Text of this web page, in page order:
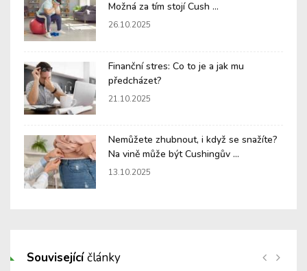
Možná za tím stojí Cush ...
26.10.2025
Finanční stres: Co to je a jak mu
předcházet?
21.10.2025
Nemůžete zhubnout, i když se snažíte?
Na vině může být Cushingův ...
13.10.2025
Souvisejícíčlánky